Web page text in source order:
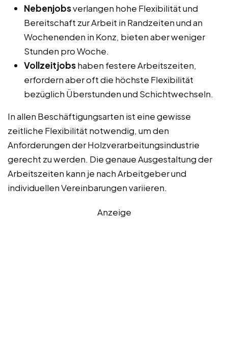
Nebenjobsverlangen hohe Flexibilität und
Bereitschaft zur Arbeit in Randzeiten und an
Wochenenden in Konz, bieten aber weniger
Stunden pro Woche.
Vollzeitjobshaben festere Arbeitszeiten,
erfordern aber oft die höchste Flexibilität
bezüglich Überstunden und Schichtwechseln.
In allen Beschäftigungsarten ist eine gewisse
zeitliche Flexibilität notwendig, um den
Anforderungen der Holzverarbeitungsindustrie
gerecht zu werden. Die genaue Ausgestaltung der
Arbeitszeiten kann je nach Arbeitgeber und
individuellen Vereinbarungen variieren.
Anzeige